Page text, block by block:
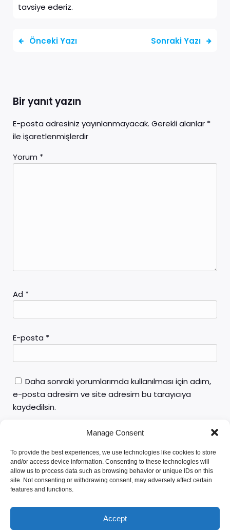
Manage Consent
To provide the best experiences, we use technologies like cookies to store
and/or access device information. Consenting to these technologies will
allow us to process data such as browsing behavior or unique IDs on this
site. Not consenting or withdrawing consent, may adversely affect certain
features and functions.
Accept
tavsiye ederiz.
Önceki Yazı Sonraki Yazı
Bir yanıt yazın
E-posta adresiniz yayınlanmayacak. Gerekli alanlar *
ile işaretlenmişlerdir
Yorum *
Ad *
E-posta *
Daha sonraki yorumlarımda kullanılması için adım,
e-posta adresim ve site adresim bu tarayıcıya
kaydedilsin.